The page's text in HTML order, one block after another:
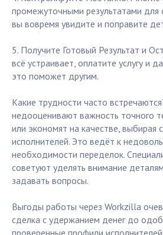
промежуточными результатами для
вы вовремя увидите и поправите
5. Получите Готовый Результат и
всё устраивает, оплатите услугу и
это поможет другим.
Какие трудности часто
недооценивают важность точного
или экономят на качестве,
исполнителей. Это ведёт к
необходимости переделок.
советуют уделять внимание
задавать вопросы.
Выгоды работы через Workzilla
сделка с удержанием денег до